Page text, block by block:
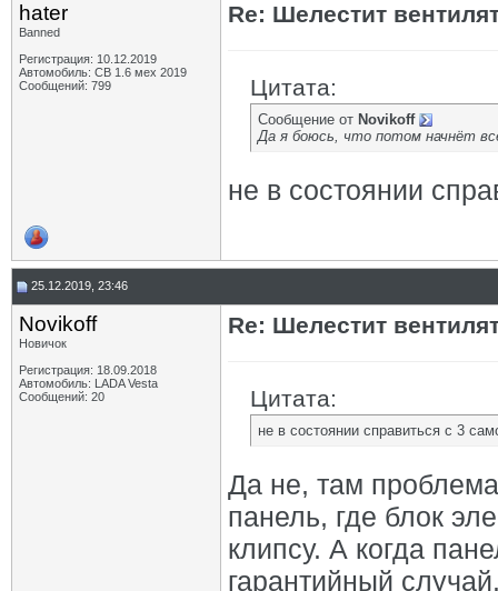
hater
Banned
Регистрация: 10.12.2019
Автомобиль: СВ 1.6 мех 2019
Сообщений: 799
Re: Шелестит
Цитата:
Сообщение от Novikoff
Да я боюсь, что потом начнёт
не в состоянии
25.12.2019, 23:46
Novikoff
Новичок
Регистрация: 18.09.2018
Автомобиль: LADA Vesta
Сообщений: 20
Re: Шелестит
Цитата:
не в состоянии справиться с 3
Да не, там
панель, где блок
клипсу. А когда
гарантийный